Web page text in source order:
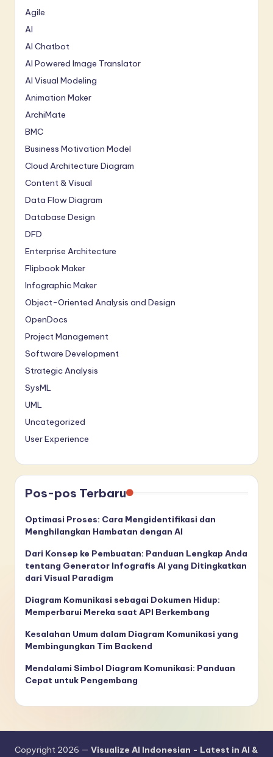
Agile
AI
AI Chatbot
AI Powered Image Translator
AI Visual Modeling
Animation Maker
ArchiMate
BMC
Business Motivation Model
Cloud Architecture Diagram
Content & Visual
Data Flow Diagram
Database Design
DFD
Enterprise Architecture
Flipbook Maker
Infographic Maker
Object-Oriented Analysis and Design
OpenDocs
Project Management
Software Development
Strategic Analysis
SysML
UML
Uncategorized
User Experience
Pos-pos Terbaru
Optimasi Proses: Cara Mengidentifikasi dan
Menghilangkan Hambatan dengan AI
Dari Konsep ke Pembuatan: Panduan Lengkap Anda
tentang Generator Infografis AI yang Ditingkatkan
dari Visual Paradigm
Diagram Komunikasi sebagai Dokumen Hidup:
Memperbarui Mereka saat API Berkembang
Kesalahan Umum dalam Diagram Komunikasi yang
Membingungkan Tim Backend
Mendalami Simbol Diagram Komunikasi: Panduan
Cepat untuk Pengembang
Copyright 2026 — Visualize AI Indonesian - Latest in AI &